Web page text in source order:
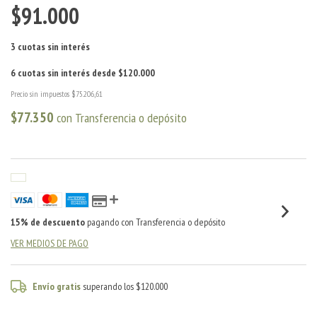
$91.000
Precio sin impuestos $75.206,61
$77.350 con Transferencia o depósito
15% de descuento pagando con Transferencia o depósito
VER MEDIOS DE PAGO
Envío gratis superando los $120.000